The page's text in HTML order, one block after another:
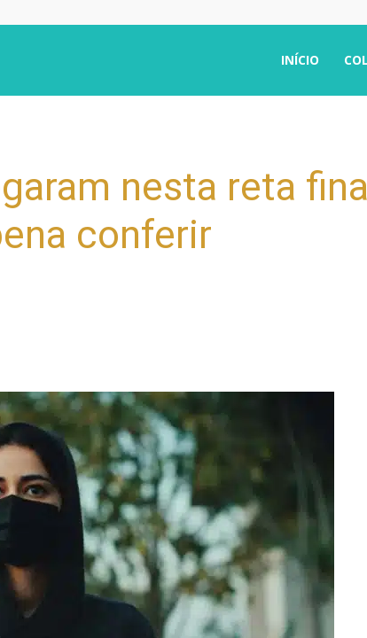
INÍCIO
nesta reta
conferir